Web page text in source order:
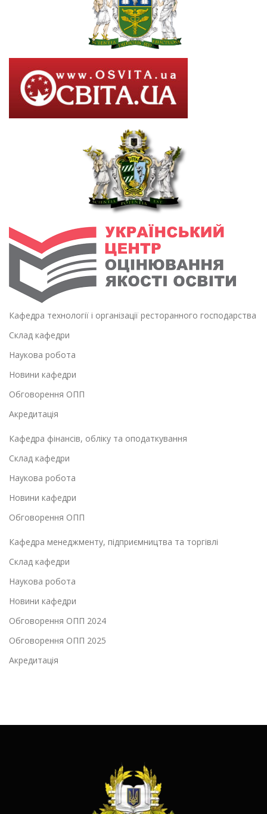
Кафедра технології і організації ресторанного господарства
Склад кафедри
Наукова робота
Новини кафедри
Обговорення ОПП
Акредитація
Кафедра фінансів, обліку та оподаткування
Склад кафедри
Наукова робота
Новини кафедри
Обговорення ОПП
Кафедра менеджменту, підприємництва та торгівлі
Склад кафедри
Наукова робота
Новини кафедри
Обговорення ОПП 2024
Обговорення ОПП 2025
Акредитація